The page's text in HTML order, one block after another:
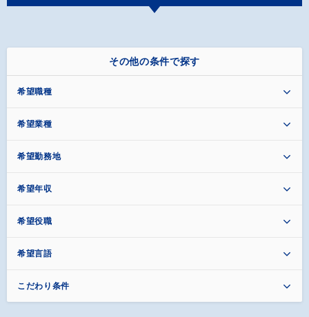
その他の条件で探す
希望職種
希望業種
希望勤務地
希望年収
希望役職
希望言語
こだわり条件